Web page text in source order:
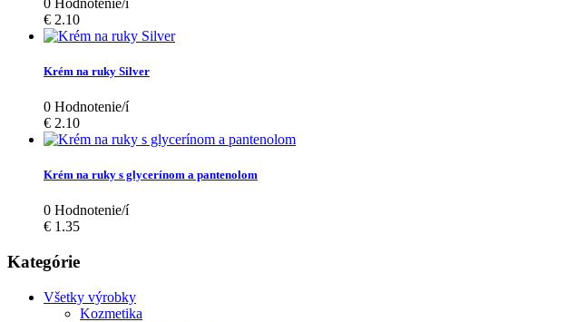
€ 2.10
Krém na ruky Silver
0 Hodnotenie/í
€ 2.10
Krém na ruky s glycerínom a pantenolom
0 Hodnotenie/í
€ 1.35
Kategórie
Všetky výrobky
Kozmetika